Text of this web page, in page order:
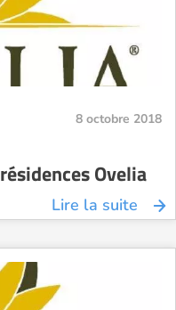
8 octobre 2018
Ovelia
Lire la suite